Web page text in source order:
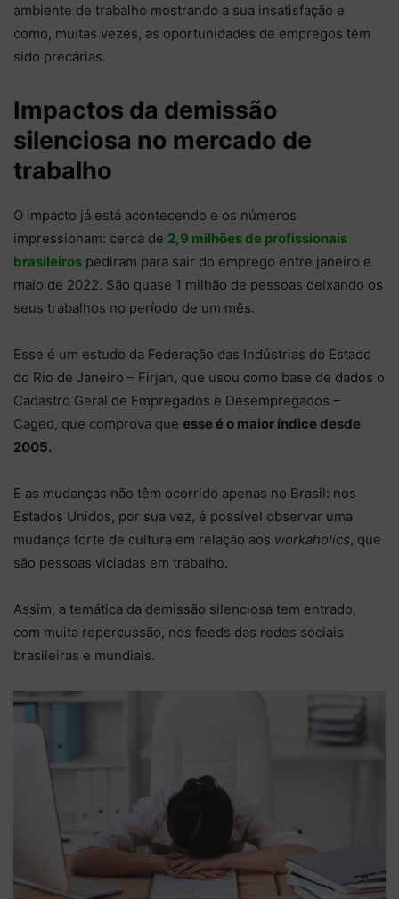
ambiente de trabalho mostrando a sua insatisfação e
como, muitas vezes, as oportunidades de empregos têm
sido precárias.
Impactos da demissão
silenciosa no mercado de
trabalho
O impacto já está acontecendo e os números
impressionam: cerca de 2,9 milhões de profissionais
brasileiros pediram para sair do emprego entre janeiro e
maio de 2022. São quase 1 milhão de pessoas deixando os
seus trabalhos no período de um mês.
Esse é um estudo da Federação das Indústrias do Estado
do Rio de Janeiro – Firjan, que usou como base de dados o
Cadastro Geral de Empregados e Desempregados –
Caged, que comprova que esse é o maior índice desde
2005.
E as mudanças não têm ocorrido apenas no Brasil: nos
Estados Unidos, por sua vez, é possível observar uma
mudança forte de cultura em relação aos workaholics, que
são pessoas viciadas em trabalho.
Assim, a temática da demissão silenciosa tem entrado,
com muita repercussão, nos feeds das redes sociais
brasileiras e mundiais.